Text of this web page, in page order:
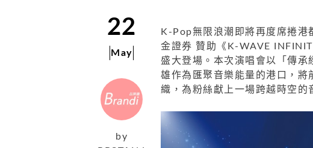
22
May
by
K-Pop無限浪潮即將再度席捲港
金證券 贊助《K-WAVE
盛大登場。本次演唱會以「傳承
雄作為匯聚音樂能量的港口，將
織，為粉絲獻上一場跨越時空的